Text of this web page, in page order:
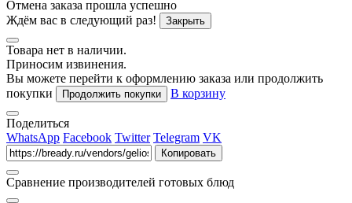
Отмена заказа прошла успешно
Ждём вас в следующий раз!
Закрыть
Товара нет в наличии.
Приносим извинения.
Вы можете перейти к оформлению заказа или продолжить
покупки
Продолжить покупки В корзину
Поделиться
WhatsApp Facebook Twitter Telegram VK
Копировать
Сравнение производителей готовых блюд